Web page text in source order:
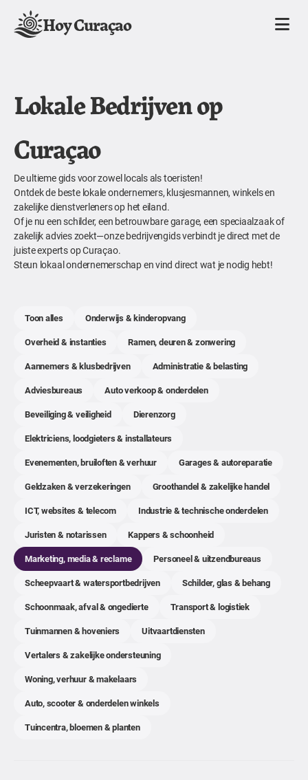
Hoy Curaçao
Lokale Bedrijven op
Curaçao
De ultieme gids voor zowel locals als toeristen!
Ontdek de beste lokale ondernemers, klusjesmannen, winkels en
zakelijke dienstverleners op het eiland.
Of je nu een schilder, een betrouwbare garage, een speciaalzaak of
zakelijk advies zoekt—onze bedrijvengids verbindt je direct met de
juiste experts op Curaçao.
Steun lokaal ondernemerschap en vind direct wat je nodig hebt!
Toon alles
Onderwijs & kinderopvang
Overheid & instanties
Ramen, deuren & zonwering
Aannemers & klusbedrijven
Administratie & belasting
Adviesbureaus
Auto verkoop & onderdelen
Beveiliging & veiligheid
Dierenzorg
Elektriciens, loodgieters & installateurs
Evenementen, bruiloften & verhuur
Garages & autoreparatie
Geldzaken & verzekeringen
Groothandel & zakelijke handel
ICT, websites & telecom
Industrie & technische onderdelen
Juristen & notarissen
Kappers & schoonheid
Marketing, media & reclame
Personeel & uitzendbureaus
Scheepvaart & watersportbedrijven
Schilder, glas & behang
Schoonmaak, afval & ongedierte
Transport & logistiek
Tuinmannen & hoveniers
Uitvaartdiensten
Vertalers & zakelijke ondersteuning
Woning, verhuur & makelaars
Auto, scooter & onderdelen winkels
Tuincentra, bloemen & planten